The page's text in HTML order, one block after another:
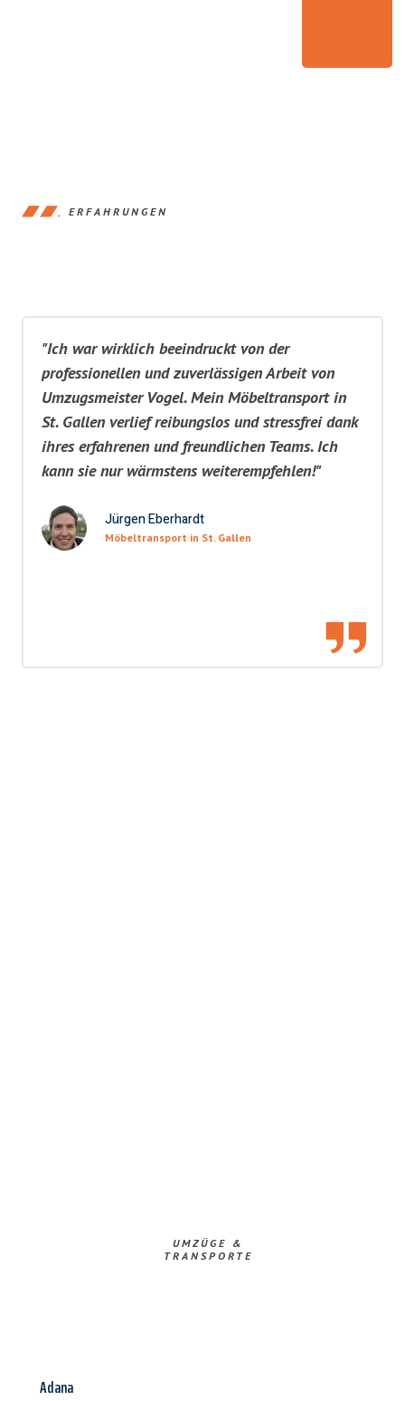
ERFAHRUNGEN
"Ich war wirklich beeindruckt von der
professionellen und zuverlässigen Arbeit von
Umzugsmeister Vogel. Mein Möbeltransport in
St. Gallen verlief reibungslos und stressfrei dank
ihres erfahrenen und freundlichen Teams. Ich
kann sie nur wärmstens weiterempfehlen!"
Jürgen Eberhardt
Möbeltransport in St. Gallen
UMZÜGE &
TRANSPORTE
Adana